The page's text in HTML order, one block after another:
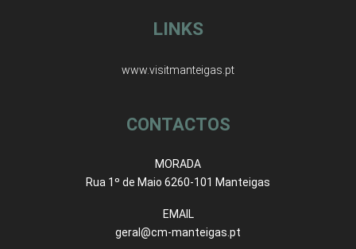
LINKS
www.visitmanteigas.pt
CONTACTOS
MORADA
Rua 1º de Maio 6260-101 Manteigas
EMAIL
geral@cm-manteigas.pt